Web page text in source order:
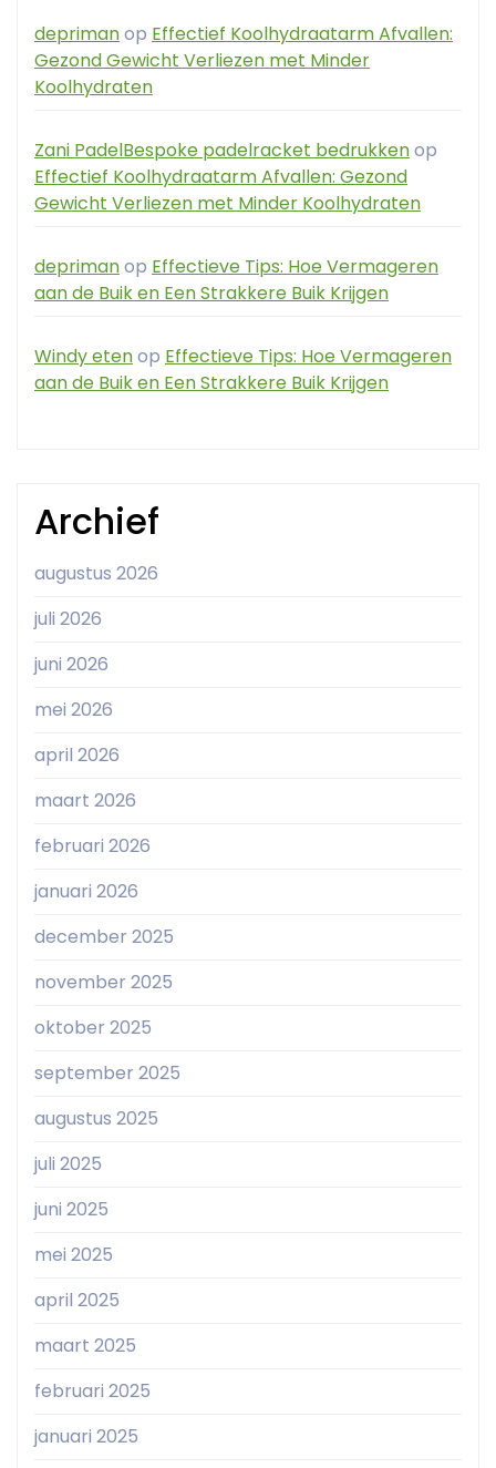
deprimanop Effectief Koolhydraatarm Afvallen:
Gezond Gewicht Verliezen met Minder
Koolhydraten
Zani PadelBespoke padelracket bedrukkenop
Effectief Koolhydraatarm Afvallen: Gezond
Gewicht Verliezen met Minder Koolhydraten
deprimanop Effectieve Tips: Hoe Vermageren
aan de Buik en Een Strakkere Buik Krijgen
Windy etenop Effectieve Tips: Hoe Vermageren
aan de Buik en Een Strakkere Buik Krijgen
Archief
augustus 2026
juli 2026
juni 2026
mei 2026
april 2026
maart 2026
februari 2026
januari 2026
december 2025
november 2025
oktober 2025
september 2025
augustus 2025
juli 2025
juni 2025
mei 2025
april 2025
maart 2025
februari 2025
januari 2025